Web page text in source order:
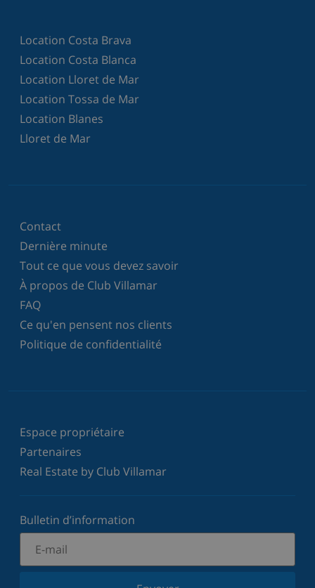
Location Costa Brava
Location Costa Blanca
Location Lloret de Mar
Location Tossa de Mar
Location Blanes
Lloret de Mar
Contact
Dernière minute
Tout ce que vous devez savoir
À propos de Club Villamar
FAQ
Ce qu'en pensent nos clients
Politique de confidentialité
Espace propriétaire
Partenaires
Real Estate by Club Villamar
Bulletin d’information